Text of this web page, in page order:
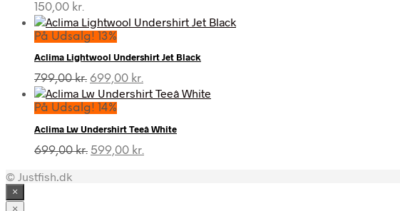
150,00 kr.
På Udsalg! 13%
Aclima Lightwool Undershirt Jet Black
799,00kr. Den
oprindelige
pris
799,00 kr..
699,00 kr.
aktuelle
699,00 kr..
På Udsalg! 14%
Aclima Lw Undershirt Teeâ White
699,00kr. Den
599,00 kr.
© Justfish.dk
×
×